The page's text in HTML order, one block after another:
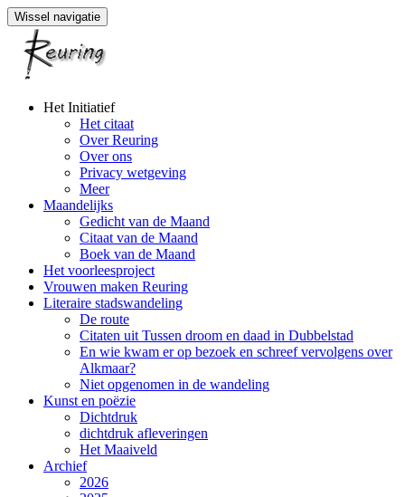
Wissel navigatie
Naar
Het Initiatief
Het citaat
Over Reuring
Over ons
Privacy wetgeving
Meer
Maandelijks
Gedicht van de Maand
Citaat van de Maand
Boek van de Maand
Het voorleesproject
Vrouwen maken Reuring
Literaire stadswandeling
De route
Citaten uit Tussen droom en daad in Dubbelstad
En wie kwam er op bezoek en schreef vervolgens over
Alkmaar?
Niet opgenomen in de wandeling
Kunst en poëzie
Dichtdruk
dichtdruk afleveringen
Het Maaiveld
Archief
2026